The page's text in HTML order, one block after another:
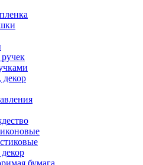
декор
бумага